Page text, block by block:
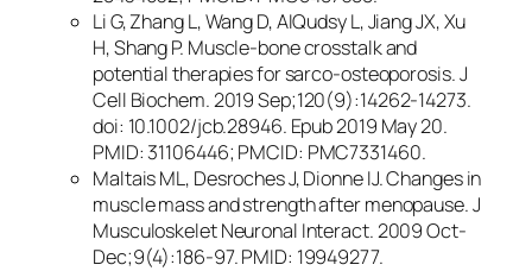
Li G, Zhang L, Wang D, AIQudsy L, Jiang JX, Xu
H, Shang P. Muscle-bone crosstalk and
potential therapies for sarco-osteoporosis. J
Cell Biochem. 2019 Sep;120(9):14262-14273.
doi: 10.1002/jcb.28946. Epub 2019 May 20.
PMID: 31106446; PMCID: PMC7331460.
Maltais ML, Desroches J, Dionne IJ. Changes in
muscle mass and strength after menopause. J
Musculoskelet Neuronal Interact. 2009 Oct-
Dec;9(4):186-97. PMID: 19949277.